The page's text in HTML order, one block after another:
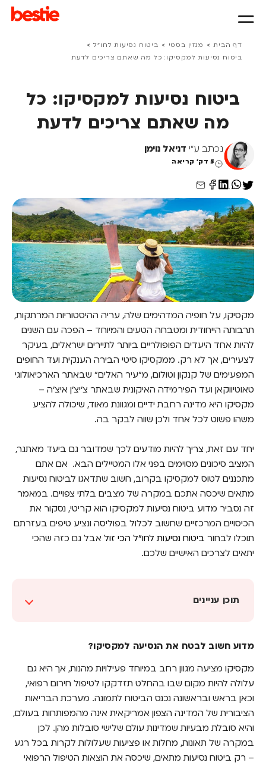
דף הבית > מגזין בסטי > ביטוח נסיעות לחו״ל >
ביטוח נסיעות למקסיקו: כל מה שאתם צריכים לדעת
ביטוח נסיעות למקסיקו: כל
מה שאתם צריכים לדעת
נכתב ע"י דניאל נוימן
5 דק' קריאה
מקסיקו, על חופיה המדהימים שלה, עריה ההיסטוריות המרתקות,
תרבותה הייחודית ומטבחה הטעים והמיוחד – הפכה עם השנים
להיות אחד היעדים הפופולריים ביותר לתיירים ישראלים, בעיקר
לצעירים, אך לא רק. ממקסיקו סיטי הבירה הענקית ועד החופים
המפעימים של קנקון וטולום, מ"עיר האלים" שבאתר הארכיאולוגי
טאוטיווקאן ועד הפירמידה האיקונית שבאתר צ'יצ'ן איצ'ה –
מקסיקו היא מדינה רחבת ידיים ומגוונת מאוד, שיכולה להציע
משהו פשוט לכל אחד ולכן שווה לבקר בה.
יחד עם זאת, צריך להיות מודעים לכך שמדובר גם ביעד מאתגר,
המציב סיכונים מסוימים בפני אלו המטיילים הבא. אם אתם
מתכננים לטוס למקסיקו בקרוב, חשוב שתדאגו לביטוח נסיעות
מתאים שיכסה אתכם במקרה של מצבים בלתי צפויים. במאמר
זה נסביר מדוע ביטוח נסיעות למקסיקו הוא קריטי, נסקור את
הכיסויים המרכזיים שחשוב לכלול בפוליסה ונציע טיפים בעזרתם
תוכלו לבחור ביטוח נסיעות לחו"ל הכי זול אבל גם כזה שהכי
יתאים לצרכים האישיים שלכם.
תוכן עניינים
כיצד לבחור את ביטוח הנסיעות המתאים
כל טיול גדול במקסיקו מתחיל בבחירת ביטוח
נסיעות באמצעות Bestie!
מדוע חשוב לבטח את הנסיעה למקסיקו?
מקסיקו מציעה מגוון רחב במיוחד פעילויות מהנות, אך היא גם
עלולה להיות מקום שבו בהחלט תזדקקו לטיפול חירום רפואי,
וכאן בראש ובראשונה נכנס הביטוח לתמונה. מערכת הבריאות
הציבורית של המדינה הצפון אמריקאית אינה מהמפותחות בעולם,
והיא סובלת מבעיות שמדינות עולם שלישי סובלות מהן. לכן
במקרה של תאונות, מחלות או פציעות שעלולות לקרות בכל רגע
– רק ביטוח נסיעות מתאים, שיכסה את הוצאות הטיפול הרפואי